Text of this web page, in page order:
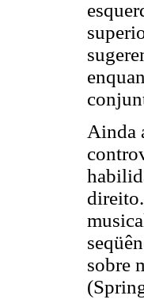
Ainda
sobre